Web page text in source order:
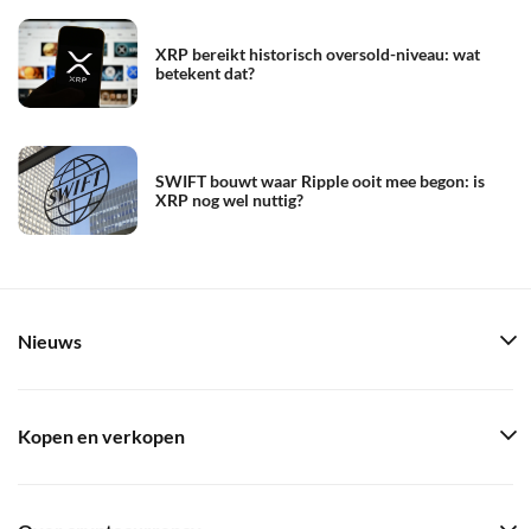
XRP bereikt historisch oversold-niveau: wat
betekent dat?
SWIFT bouwt waar Ripple ooit mee begon: is
XRP nog wel nuttig?
Nieuws
Kopen en verkopen